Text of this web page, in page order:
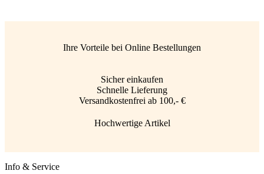
Ihre Vorteile bei Online Bestellungen
Sicher einkaufen
Schnelle Lieferung
Versandkostenfrei ab 100,- €
Hochwertige Artikel
Info & Service